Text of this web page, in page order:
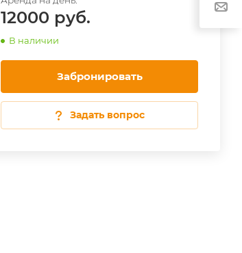
12000
В наличии
Забронировать
Задать вопрос